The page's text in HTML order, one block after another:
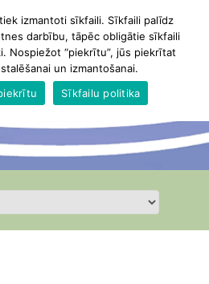
izmantoti sīkfaili. Sīkfaili palīdz
darbību, tāpēc obligātie sīkfaili
Nospiežot “piekrītu”, jūs piekrītat
un izmantošanai.
Sīkfailu politika